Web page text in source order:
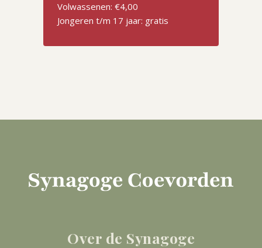
Volwassenen: €4,00
Jongeren t/m 17 jaar: gratis
Over de Synagoge